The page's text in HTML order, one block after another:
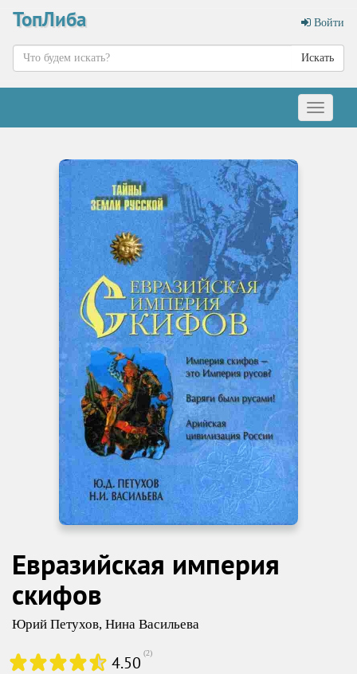
ТопЛиба Войти
Искать
Меню
Евразийская империя
скифов
Юрий Петухов, Нина Васильева
4.50 (2)